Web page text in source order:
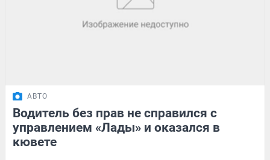
АВТО
Водитель без прав не справился с
управлением «Лады» и оказался в
кювете